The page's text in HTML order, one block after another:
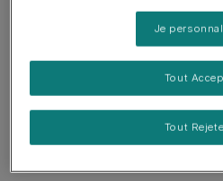
faire face à des dépenses
Reste à choisir la bonne
pour votre animal.
Comment juger de la
assurance et de la
Je
Tout
Tout